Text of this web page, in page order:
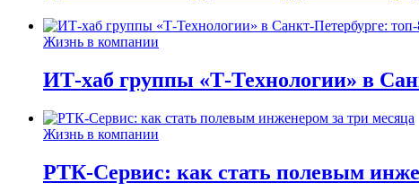
Жизнь в компании
ИТ-хаб группы «Т-Технологии» в
Жизнь в компании
РТК-Сервис: как стать полевым